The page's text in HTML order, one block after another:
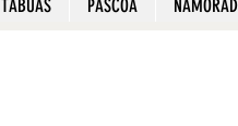
TÁBUAS PÁSCOA